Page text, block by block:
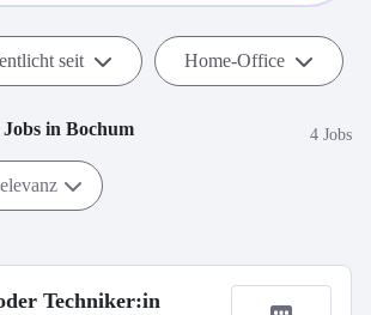
seit Home-Office
Jobs in Bochum 4 Jobs
Techniker:in